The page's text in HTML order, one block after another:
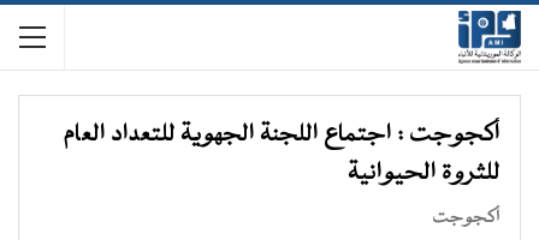
أكجوجت : اجتماع اللجنة الجهوية للتعداد العام
للثروة الحيوانية
أكجوجت